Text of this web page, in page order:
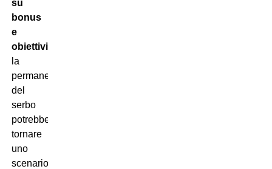
su
bonus
e
obiettivi,
la
permanenza
del
serbo
potrebbe
tornare
uno
scenario